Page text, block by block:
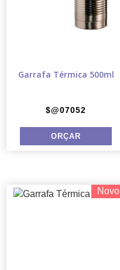
Garrafa Térmica 500ml
$@07052
Novo